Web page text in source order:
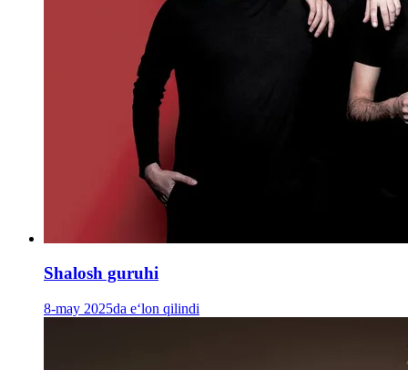
Shalosh guruhi
8-may 2025da e‘lon qilindi